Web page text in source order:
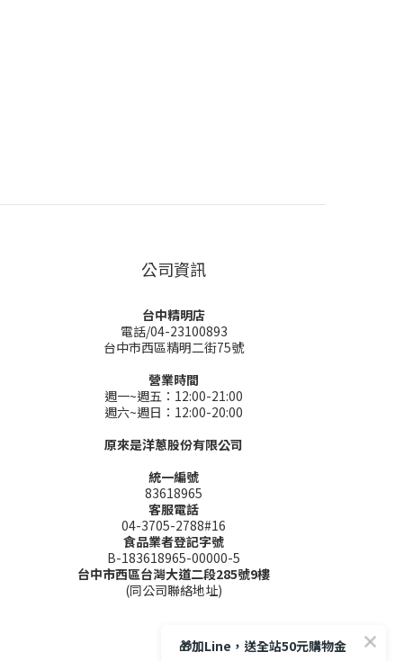
公司資訊
台中精明店
電話/04-23100893
台中市西區精明二街75號
營業時間
週一~週五：12:00-21:00
週六~週日：12:00-20:00
原來是洋蔥股份有限公司
統一編號
83618965
客服電話
04-3705-2788#16
食品業者登記字號
B-183618965-00000-5
台中市西區台灣大道二段285號9樓
(同公司聯絡地址)
🎁加Line，送全站50元購物金